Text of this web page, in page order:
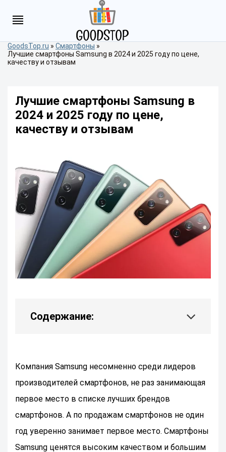
GoodsTop.ru » Смартфоны »
Лучшие смартфоны Samsung в 2024 и 2025 году по цене,
качеству и отзывам
Лучшие смартфоны Samsung в
2024 и 2025 году по цене,
качеству и отзывам
Содержание:
Компания Samsung несомненно среди лидеров
производителей смартфонов, не раз занимающая
первое место в списке лучших брендов
смартфонов. А по продажам смартфонов не один
год уверенно занимает первое место. Смартфоны
Samsung ценятся высоким качеством и большим